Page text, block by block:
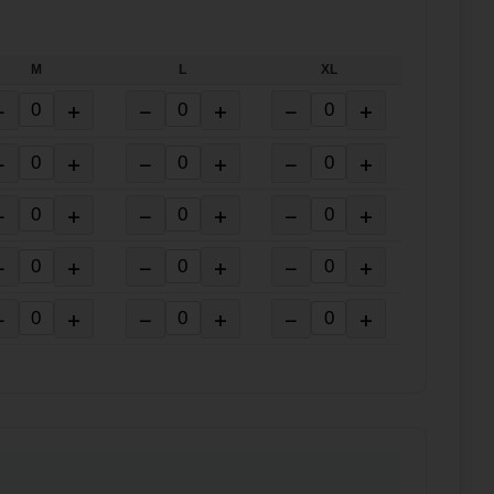
M L XL
+ − + − +
+ − + − +
+ − + − +
+ − + − +
+ − + − +